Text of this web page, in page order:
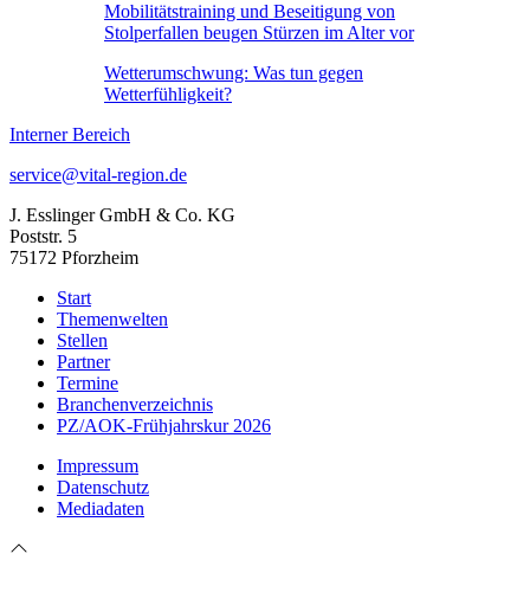
Mobilitätstraining und Beseitigung von
Stolperfallen beugen Stürzen im Alter vor
Wetterumschwung: Was tun gegen
Wetterfühligkeit?
Interner Bereich
service@vital-region.de
J. Esslinger GmbH & Co. KG
Poststr. 5
75172 Pforzheim
Start
Themenwelten
Stellen
Partner
Termine
Branchenverzeichnis
PZ/AOK-Frühjahrskur 2026
Impressum
Datenschutz
Mediadaten